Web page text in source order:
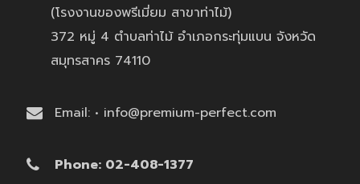
(โรงงานของพรีเมี่ยม สาขาท่าไม้)
372 หมู่ 4 ตำบลท่าไม้ อำเภอกระทุ่มแบน จังหวัด
สมุทรสาคร 74110
Email: • info@premium-perfect.com
Phone: 02-408-1377